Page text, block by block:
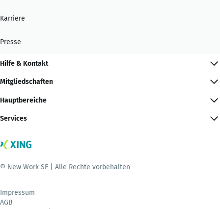
Karriere
Presse
Hilfe & Kontakt
Mitgliedschaften
Hauptbereiche
Services
© New Work SE | Alle Rechte vorbehalten
Impressum
AGB